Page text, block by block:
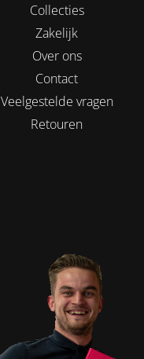
Collecties
Zakelijk
Over ons
Contact
Veelgestelde vragen
Retouren